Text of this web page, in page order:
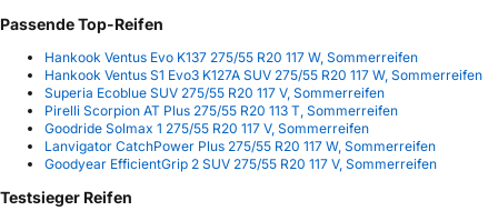
Passende Top-Reifen
Hankook Ventus Evo K137 275/55 R20 117 W, Sommerreifen
Hankook Ventus S1 Evo3 K127A SUV 275/55 R20 117 W, Sommerreifen
Superia Ecoblue SUV 275/55 R20 117 V, Sommerreifen
Pirelli Scorpion AT Plus 275/55 R20 113 T, Sommerreifen
Goodride Solmax 1 275/55 R20 117 V, Sommerreifen
Lanvigator CatchPower Plus 275/55 R20 117 W, Sommerreifen
Goodyear EfficientGrip 2 SUV 275/55 R20 117 V, Sommerreifen
Testsieger Reifen